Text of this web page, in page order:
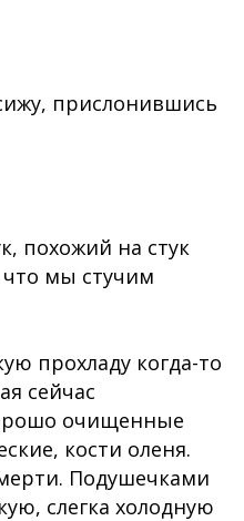
прислонившись
похожий на стук
что мы стучим
прохладу когда-то
сейчас
очищенные
кости оленя.
Подушечками
слегка холодную